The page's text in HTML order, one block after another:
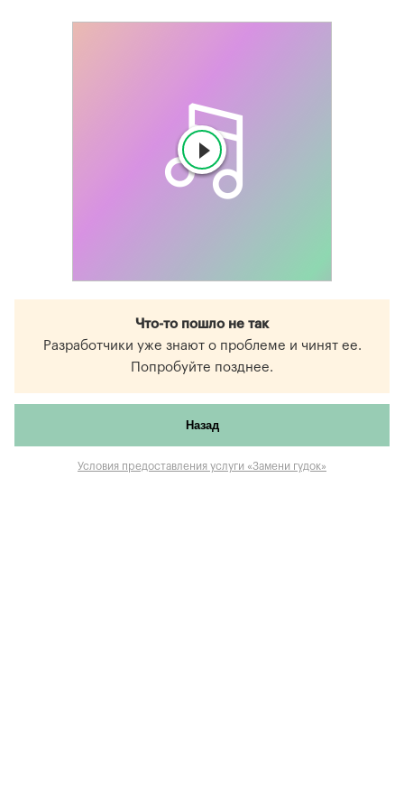
Что-то пошло не так
Разработчики уже знают о проблеме и чинят ее.
Попробуйте позднее.
Назад
Условия предоставления услуги «Замени гудок»